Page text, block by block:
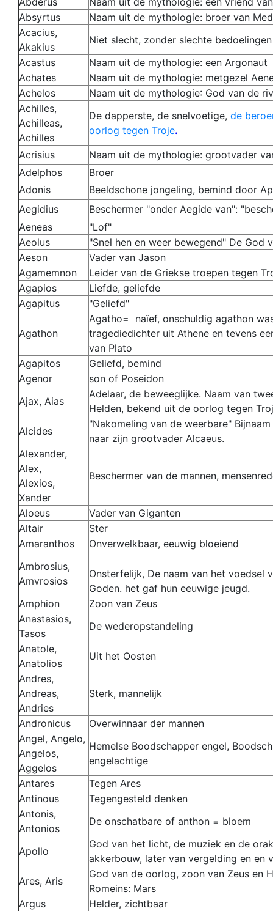
Absyrtus
Naam uit de mythologie: broer van
Acacius,
Akakius
Niet slecht, zonder slechte bedoelingen
Acastus
Naam uit de mythologie: een Argonaut
Achates
Naam uit de mythologie: metgezel
Achelos
Naam uit de mythologie: God van de
Achilles,
Achilleas,
Achilles
De dapperste, de snelvoetige, de
oorlog tegen Troje.
Acrisius
Naam uit de mythologie: grootvader
Adelphos
Broer
Adonis
Beeldschone jongeling, bemind door
Aegidius
Beschermer "onder Aegide van":
Aeneas
"Lof"
Aeolus
"Snel hen en weer bewegend" De God
Aeson
Vader van Jason
Agamemnon
Leider van de Griekse troepen tegen
Agapios
Liefde, geliefde
Agapitus
"Geliefd"
Agathon
Agatho= naïef, onschuldig agathon
tragediedichter uit Athene en tevens
van Plato
Agapitos
Geliefd, bemind
Agenor
son of Poseidon
Ajax, Aias
Adelaar, de beweeglijke. Naam van
Helden, bekend uit de oorlog tegen
Alcides
"Nakomeling van de weerbare"
naar zijn grootvader Alcaeus.
Alexander,
Alex,
Alexios,
Xander
Beschermer van de mannen,
Aloeus
Vader van Giganten
Altair
Ster
Amaranthos
Onverwelkbaar, eeuwig bloeiend
Ambrosius,
Amvrosios
Onsterfelijk, De naam van het voedsel
Goden. het gaf hun eeuwige jeugd.
Amphion
Zoon van Zeus
Anastasios,
Tasos
De wederopstandeling
Anatole,
Anatolios
Uit het Oosten
Andres,
Andreas,
Andries
Sterk, mannelijk
Andronicus
Overwinnaar der mannen
Angel, Angelo,
Angelos,
Aggelos
Hemelse Boodschapper engel,
engelachtige
Antares
Tegen Ares
Antinous
Tegengesteld denken
Antonis,
Antonios
De onschatbare of anthon = bloem
Apollo
God van het licht, de muziek en de
akkerbouw, later van vergelding en en
Ares, Aris
God van de oorlog, zoon van Zeus en
Romeins: Mars
Argus
Helder, zichtbaar